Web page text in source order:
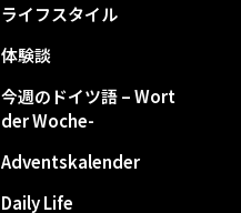
ライフスタイル
体験談
今週のドイツ語 – Wort
der Woche-
Adventskalender
Daily Life